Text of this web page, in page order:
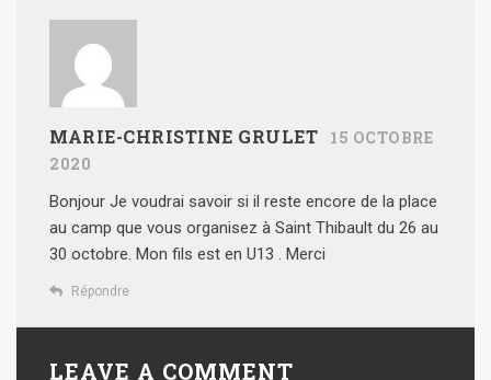
MARIE-CHRISTINE GRULET
15 OCTOBRE
2020
Bonjour Je voudrai savoir si il reste encore de la place
au camp que vous organisez à Saint Thibault du 26 au
30 octobre. Mon fils est en U13 . Merci
Répondre
LEAVE A COMMENT